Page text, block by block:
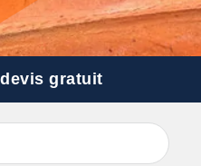
gratuit